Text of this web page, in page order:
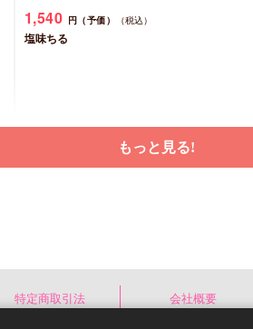
1,540 円（予価） （税込）
塩味ちる
もっと見る!
特定商取引法 会社概要